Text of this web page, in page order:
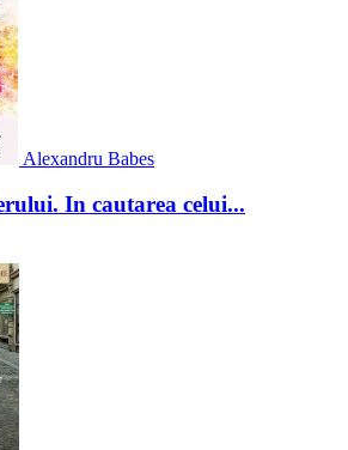
Alexandru Babes
In cautarea celui...